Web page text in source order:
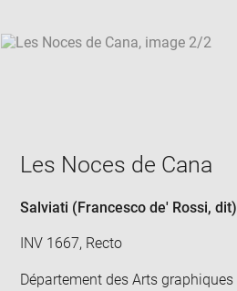
Les Noces de Cana
Salviati (Francesco de' Rossi, dit)
INV 1667, Recto
Département des Arts graphiques